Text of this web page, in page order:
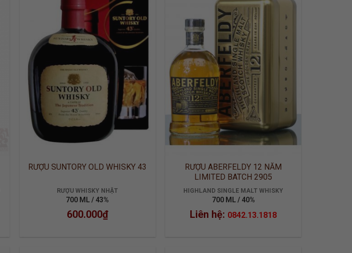
ADD TO
WISHLIST
RƯỢU SUNTORY OLD WHISKY 43
RƯỢU WHISKY NHẬT
700 ML / 43%
600.000₫
WISHLIST
RƯỢU ABERFELDY 12 NĂM
LIMITED BATCH 2905
HIGHLAND SINGLE MALT WHISKY
700 ML / 40%
Liên hệ: 0842.13.1818